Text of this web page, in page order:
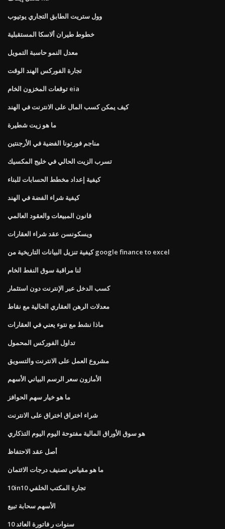
وول ستريت الطابق التجاري يوتيوب
خطوط طيران ألاسكا المستقبلية
معدل النمو حاسبة التمويل
تجارة الفوركس الهند الوقت
توقعات المخزون الخام eia
كيف يمكن كسب المال على الانترنت في الهند
ما هو زيت شطيرة
مناجم فورتونا الفضية في الأرجنتين
تسرب الزيت الحالي في خليج المكسيك
كيفية إعداد مخطط الحسابات للبناء
كيفية شراء الفضة في الهند
قانون المبيعات والعقود العالمي
ويسكونسن عقد شراء العقارات
كيفية تنزيل البيانات التاريخية من google finance to excel
لنا مراقبة سوق النفط الخام
كسب الدخل عبر الإنترنت دون استثمار
معدلات الرهن العقاري الحالية مع نقاط
ماذا نشط مع نتوء يعني في العقارات
تداول الفوركس المحمول
مشروع العمل على الانترنت والتسويق
الأمازون سعر الرسم البياني الأسهم
ما هو خيار سهم الحوافز
شراء اختراق اختراق على الانترنت
هو سوق الأوراق المالية مفتوحة اليوم اليوم التذكاري
أصل عقد الاحتفاظ
ما هو مقياس تصنيف درجات الائتمان
10in10 تجارة المكتب الخلفي
الأسهم سحابة تبيع
10 سنوات ر فاتورة العائد